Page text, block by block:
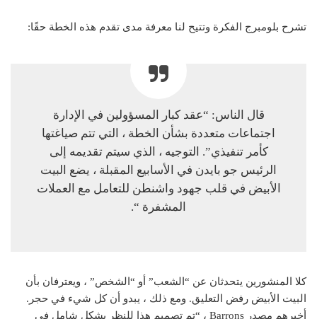
تشرح بلومبرج الفكرة وتتيح لنا معرفة مدى تقدم هذه الخطة حقًا:
قال الناس: “عقد كبار المسؤولين في الإدارة
اجتماعات متعددة بشأن الخطة ، التي تتم صياغتها
كأمر تنفيذي”. التوجيه ، الذي سيتم تقديمه إلى
الرئيس جو بايدن في الأسابيع المقبلة ، يضع البيت
الأبيض في قلب جهود واشنطن للتعامل مع العملات
المشفرة “.
كلا المنشورين يتحدثان عن “الشعب” أو “الشخص” ، ويعترفان بأن
البيت الأبيض رفض التعليق. ومع ذلك ، يبدو أن كل شيء في حجر.
أخبرهم مصدر Barrons ، “تم تصميم هذا للنظر بشكل شامل في